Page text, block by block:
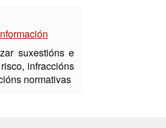
suxestións e
infraccións
normativas